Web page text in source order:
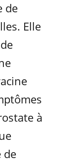
de
Elle
à
de